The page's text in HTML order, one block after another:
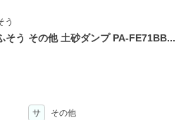
う
そう その他 土砂ダンプ PA-FE71BB...
サ
その他